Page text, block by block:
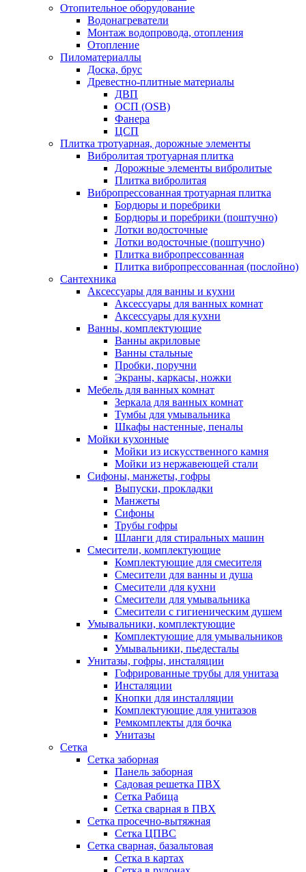
Отопительное оборудование
Водонагреватели
Монтаж водопровода, отопления
Отопление
Пиломатериаллы
Доска, брус
Древестно-плитные материалы
ДВП
ОСП (OSB)
Фанера
ЦСП
Плитка тротуарная, дорожные элементы
Вибролитая тротуарная плитка
Дорожные элементы вибролитые
Плитка вибролитая
Вибропрессованная тротуарная плитка
Бордюры и поребрики
Бордюры и поребрики (поштучно)
Лотки водосточные
Лотки водосточные (поштучно)
Плитка вибропрессованная
Плитка вибропрессованная (послойно)
Сантехника
Аксессуары для ванны и кухни
Аксессуары для ванных комнат
Аксессуары для кухни
Ванны, комплектующие
Ванны акриловые
Ванны стальные
Пробки, поручни
Экраны, каркасы, ножки
Мебель для ванных комнат
Зеркала для ванных комнат
Тумбы для умывальника
Шкафы настенные, пеналы
Мойки кухонные
Мойки из искусственного камня
Мойки из нержавеющей стали
Сифоны, манжеты, гофры
Выпуски, прокладки
Манжеты
Сифоны
Трубы гофры
Шланги для стиральных машин
Смесители, комплектующие
Комплектующие для смесителя
Смесители для ванны и душа
Смесители для кухни
Смесители для умывальника
Смесители с гигиеническим душем
Умывальники, комплектующие
Комплектующие для умывальников
Умывальники, пьедесталы
Унитазы, гофры, инсталяции
Гофрированные трубы для унитаза
Инсталяции
Кнопки для инсталляции
Комплектующие для унитазов
Ремкомплекты для бочка
Унитазы
Сетка
Сетка заборная
Панель заборная
Садовая решетка ПВХ
Сетка Рабица
Сетка сварная в ПВХ
Сетка просечно-вытяжная
Сетка ЦПВС
Сетка сварная, базальтовая
Сетка в картах